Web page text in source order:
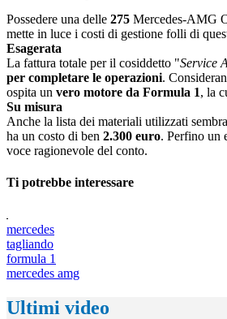
Possedere una delle 275 Mercedes-AMG
mette in luce i costi di gestione folli di
Esagerata
La fattura totale per il cosiddetto "Service A
per completare le operazioni.
ospita un vero motore da Formula 1, la
Su misura
Anche la lista dei materiali utilizzati
ha un costo di ben 2.300 euro. Perfino un
voce ragionevole del conto.
Ti potrebbe interessare
mercedes
tagliando
formula 1
mercedes amg
Ultimi video